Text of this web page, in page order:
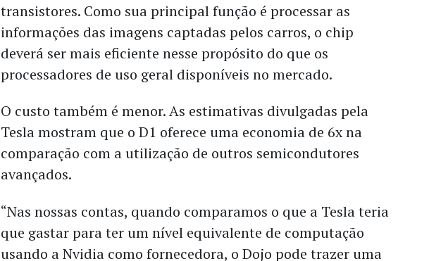
transistores. Como sua principal função é processar as
informações das imagens captadas pelos carros, o chip
deverá ser mais eficiente nesse propósito do que os
processadores de uso geral disponíveis no mercado.
O custo também é menor. As estimativas divulgadas pela
Tesla mostram que o D1 oferece uma economia de 6x na
comparação com a utilização de outros semicondutores
avançados.
“Nas nossas contas, quando comparamos o que a Tesla teria
que gastar para ter um nível equivalente de computação
usando a Nvidia como fornecedora, o Dojo pode trazer uma